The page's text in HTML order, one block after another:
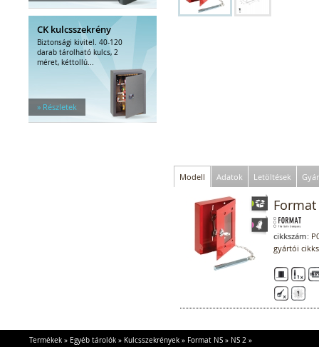
CK kulcsszekrény
Biztonsági kivitel. 40-120
darab tárolható kulcs, 2
méret, kéttollú...
» Részletek
Modell Adatok Letöltések
cikkszám:
gyártói
Termékek» Egyéb tárolók» Kulcsszekrények» Format NS» NS 2»